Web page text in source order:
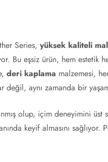
Series,yüksek kaliteli
Bu eşsiz ürün, hem estetik
deri kaplama malzemesi,
değil, aynı zamanda bir
olup, içim deneyimini üst
keyif almasını